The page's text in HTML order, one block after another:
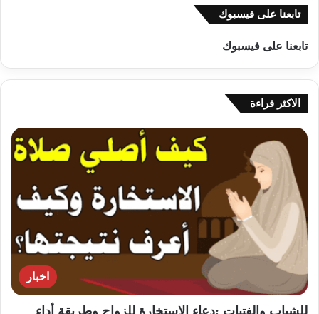
تابعنا على فيسبوك
تابعنا على فيسبوك
الاكثر قراءة
اخبار